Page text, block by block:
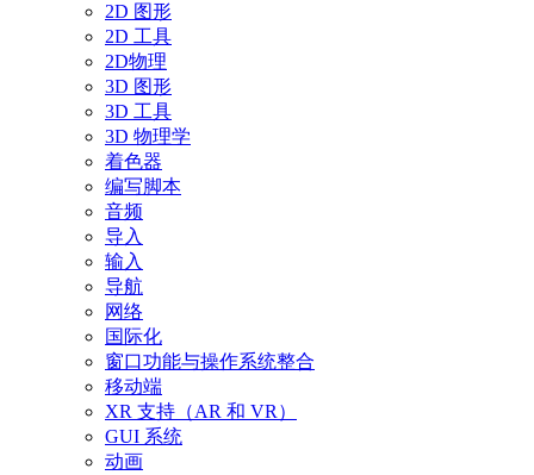
2D 图形
2D 工具
2D物理
3D 图形
3D 工具
3D 物理学
着色器
编写脚本
音频
导入
输入
导航
网络
国际化
窗口功能与操作系统整合
移动端
XR 支持（AR 和 VR）
GUI 系统
动画